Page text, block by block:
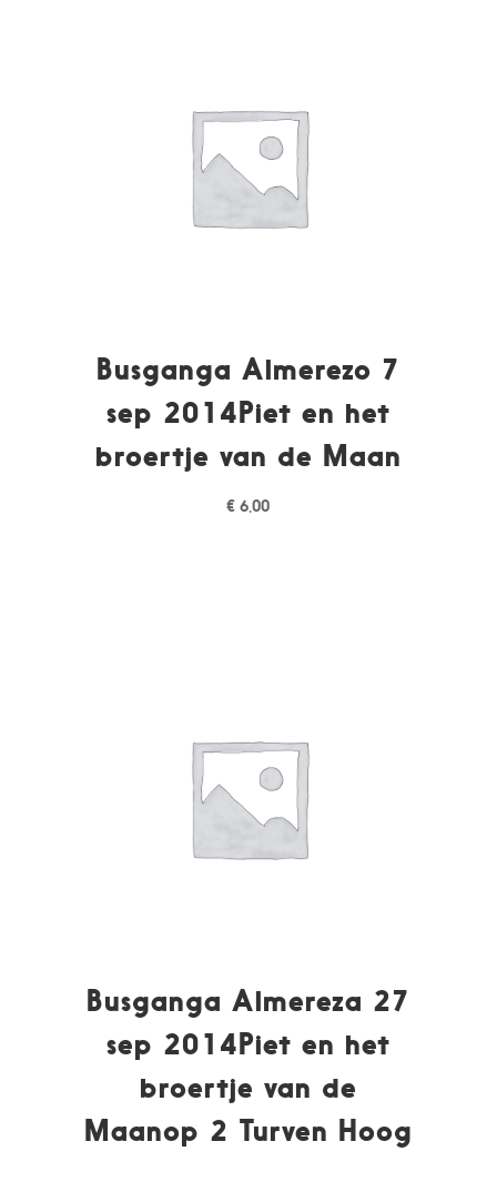
Busganga Almerezo 7
sep 2014Piet en het
broertje van de Maan
€ 6,00
Busganga Almereza 27
sep 2014Piet en het
broertje van de
Maanop 2 Turven Hoog